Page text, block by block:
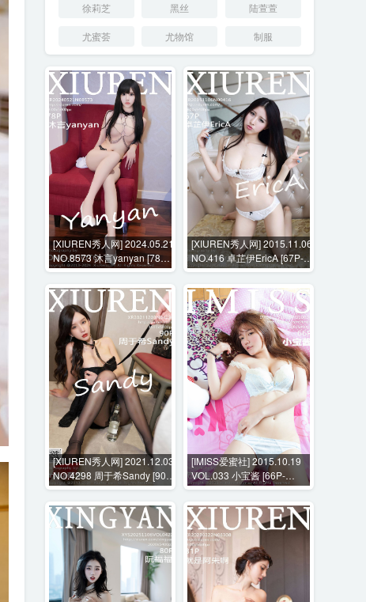
徐莉芝 黑丝 陆萱萱
尤蜜荟 尤物馆 制服
[XIUREN秀人网] 2024.05.21
NO.8573 沐言yanyan [78P-
792MB]
[XIUREN秀人网] 2015.11.06
NO.416 卓芷伊EricA [67P-
163MB]
[XIUREN秀人网] 2021.12.03
NO.4298 周于希Sandy [90P-
959MB]
[IMISS爱蜜社] 2015.10.19
VOL.033 小宝酱 [66P-
272MB]